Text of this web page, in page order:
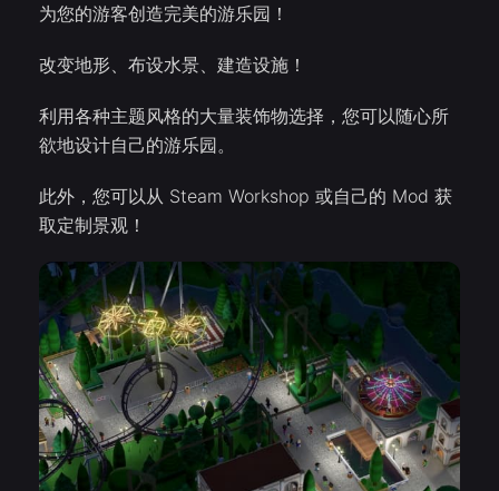
为您的游客创造完美的游乐园！
改变地形、布设水景、建造设施！
利用各种主题风格的大量装饰物选择，您可以随心所
欲地设计自己的游乐园。
此外，您可以从 Steam Workshop 或自己的 Mod 获
取定制景观！